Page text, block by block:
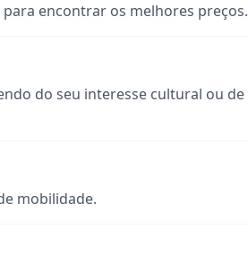
encontrar os melhores preços.
do seu interesse cultural ou de
mobilidade.